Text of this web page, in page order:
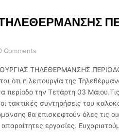
Comments
ΤΗΛΕΘΕΡΜΑΝΣΗΣ
ότι η λειτουργία της
περίοδο την Τετάρτη 03
τακτικές συντηρήσεις του
θα επισκεφτούν όλες τις
απαραίτητες εργασίες.